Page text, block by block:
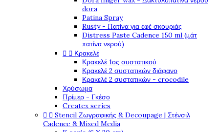
dora
Patina Spray
Rusty - Πατίνα για εφέ σκουριάς
Distress Paste Cadence 150 ml (μάτ
πατίνα νερού)
  Κρακελέ
Κρακελέ 1ος συστατικού
Κρακελέ 2 συστατικών διάφανο
Κρακελέ 2 συστατικών - crocodile
Χρύσωμα
Πρίμερ - Γκέσο
Createx series
  Stencil Ζωγραφικής & Decoupage | Στένσιλ
Cadence & Mixed Media